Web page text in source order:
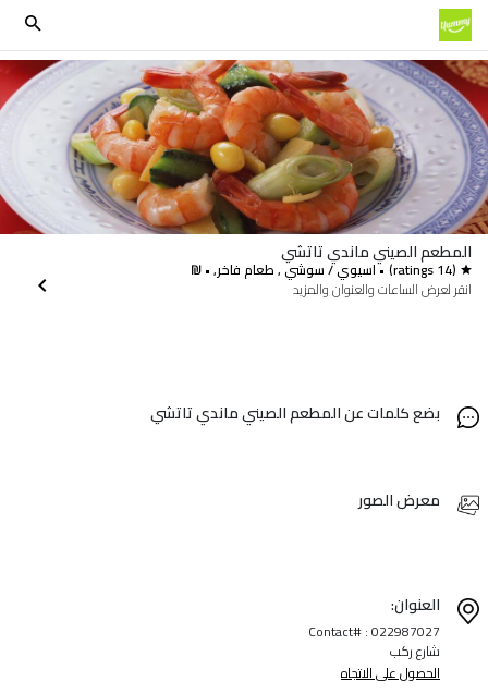
المطعم الصيني ماندي تاتشي
(14 ratings) • اسيوي / سوشي , طعام فاخر, • ₪
انقر لعرض الساعات والعنوان والمزيد
بضع كلمات عن المطعم الصيني ماندي تاتشي
معرض الصور
العنوان:
Contact# : 022987027
شارع ركب
الحصول على الاتجاه